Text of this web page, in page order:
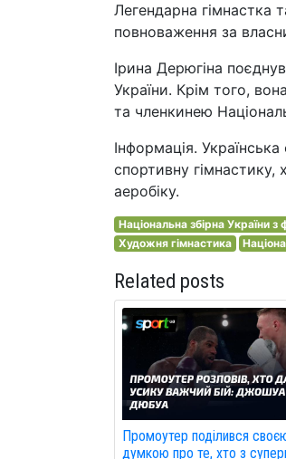
Легендарна гімнастка
повноваження за
Ірина Дерюгіна
України. Крім того,
та членкинею
Інформація.
спортивну гімнастику,
аеробіку.
Національна збірна України з
Художня гімнастика
Related posts
Промоутер поділився
думкою про те, хто з